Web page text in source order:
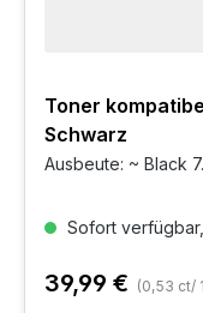
Toner
Schwarz
Ausbeute: ~ Black
Sofort
39,99 € (0,53 ct/